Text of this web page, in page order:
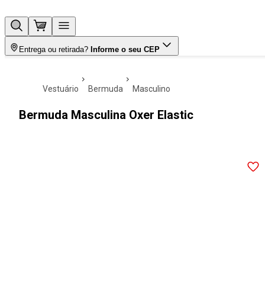
Entrega ou retirada? Informe o seu CEP
vestuário bermuda masculino
Bermuda Masculina Oxer Elastic